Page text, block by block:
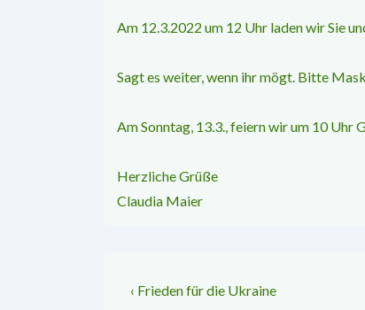
Am 12.3.2022 um 12 Uhr laden wir Sie
Sagt es weiter, wenn ihr mögt. Bitte
Am Sonntag, 13.3., feiern wir um 10
Herzliche Grüße
Claudia Maier
Beitragsnavigation
Vorheriger
‹ Frieden für die Ukraine